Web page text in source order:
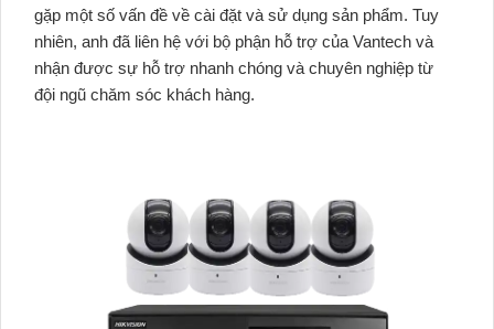
gặp một số vấn đề về cài đặt và sử dụng sản phẩm. Tuy
nhiên, anh đã liên hệ với bộ phận hỗ trợ của Vantech và
nhận được sự hỗ trợ nhanh chóng và chuyên nghiệp từ
đội ngũ chăm sóc khách hàng.